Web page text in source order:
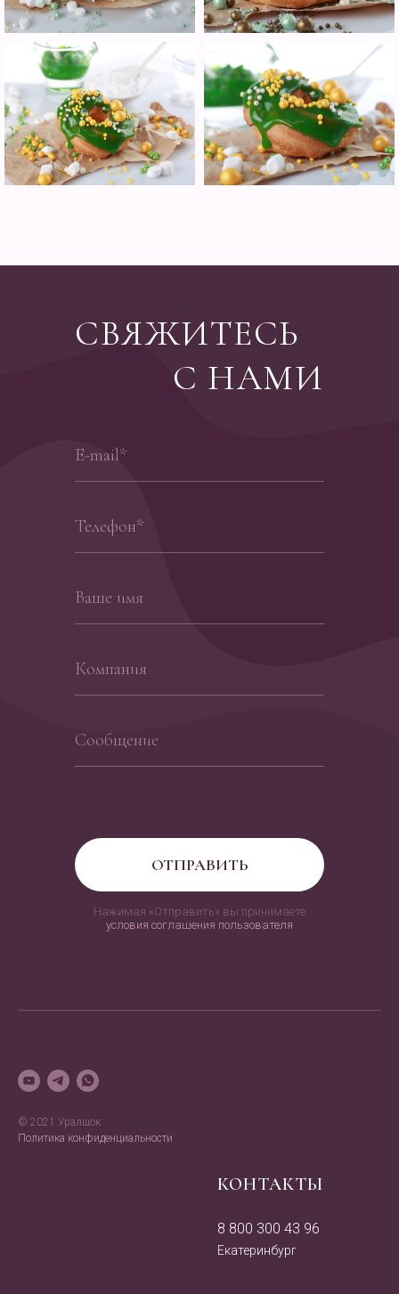
СВЯЖИТЕСЬ
С НАМИ
E-mail*
Телефон*
Ваше имя
Компания
Сообщение
ОТПРАВИТЬ
Нажимая «Отправить» вы принимаете
условия соглашения пользователя
© 2021 Уралшок
Политика конфиденциальности
КОНТАКТЫ
8 800 300 43 96
Екатеринбург